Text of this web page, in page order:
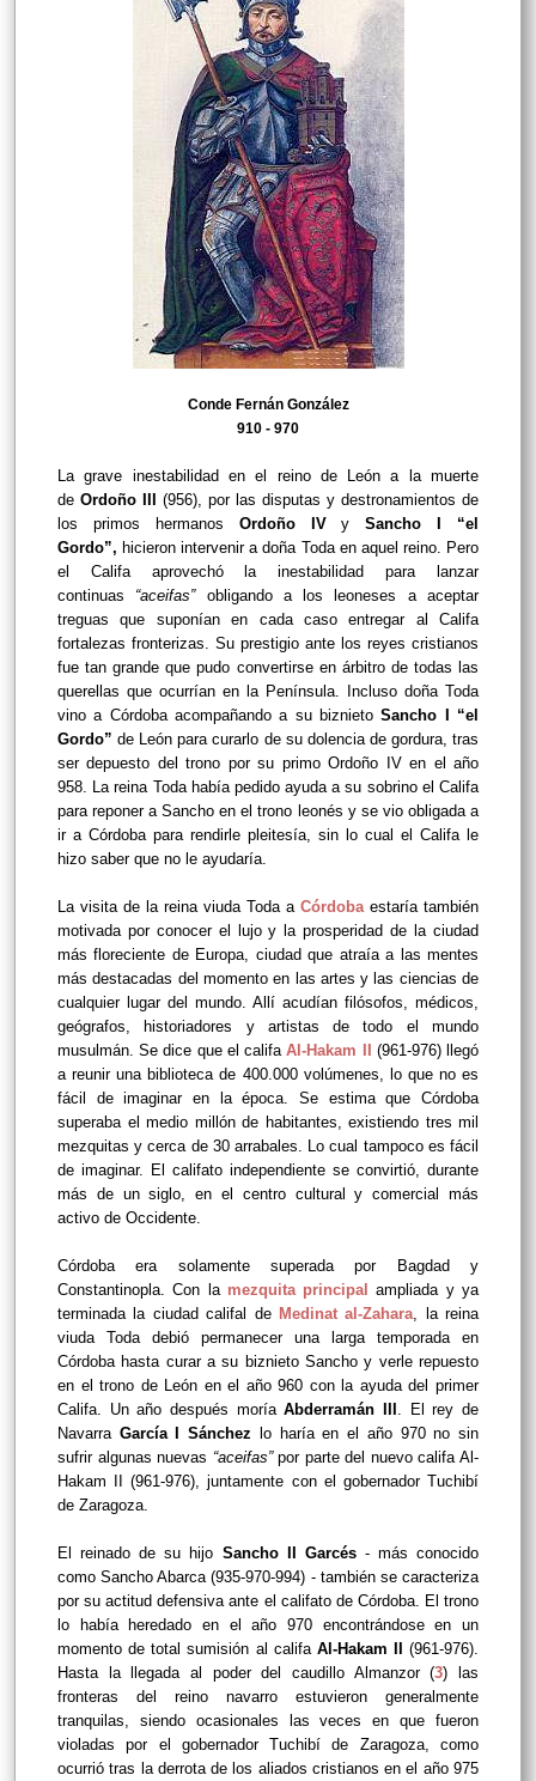
Conde Fernán González
910 - 970
La grave inestabilidad en el reino de León a la muerte
de Ordoño III (956), por las disputas y destronamientos de
los primos hermanos Ordoño IVySancho I “el
Gordo”,hicieron intervenir a doña Toda en aquel reino. Pero
el Califa aprovechó la inestabilidad para lanzar
continuas “aceifas” obligando a los leoneses a aceptar
treguas que suponían en cada caso entregar al Califa
fortalezas fronterizas. Su prestigio ante los reyes cristianos
fue tan grande que pudo convertirse en árbitro de todas las
querellas que ocurrían en la Península. Incluso doña Toda
vino a Córdoba acompañando a su biznietoSancho I “el
Gordo”de León para curarlo de su dolencia de gordura, tras
ser depuesto del trono por su primo Ordoño IV en el año
958. La reina Toda había pedido ayuda a su sobrino el Califa
para reponer a Sancho en el trono leonés y se vio obligada a
ir a Córdoba para rendirle pleitesía, sin lo cual el Califa le
hizo saber que no le ayudaría.
La visita de la reina viuda Toda a Córdoba estaría también
motivada por conocer el lujo y la prosperidad de la ciudad
más floreciente de Europa, ciudad que atraía a las mentes
más destacadas del momento en las artes y las ciencias de
cualquier lugar del mundo. Allí acudían filósofos, médicos,
geógrafos, historiadores y artistas de todo el mundo
musulmán. Se dice que el califaAl-Hakam II (961-976) llegó
a reunir una biblioteca de 400.000 volúmenes, lo que no es
fácil de imaginar en la época. Se estima que Córdoba
superaba el medio millón de habitantes, existiendo tres mil
mezquitas y cerca de 30 arrabales. Lo cual tampoco es fácil
de imaginar. El califato independiente se convirtió, durante
más de un siglo, en el centro cultural y comercial más
activo de Occidente.
Córdoba era solamente superada por Bagdad y
Constantinopla. Con la mezquita principal ampliada y ya
terminada la ciudad califal de Medinat al-Zahara , la reina
viuda Toda debió permanecer una larga temporada en
Córdoba hasta curar a su biznieto Sancho y verle repuesto
en el trono de León en el año 960 con la ayuda del primer
Califa. Un año después moríaAbderramán III . El rey de
Navarra García I Sánchez lo haría en el año 970 no sin
sufrir algunas nuevas “aceifas”por parte del nuevo califa Al-
Hakam II (961-976), juntamente con el gobernador Tuchibí
de Zaragoza.
El reinado de su hijo Sancho II Garcés - más conocido
como Sancho Abarca (935-970-994) - también se caracteriza
por su actitud defensiva ante el califato de Córdoba. El trono
lo había heredado en el año 970 encontrándose en un
momento de total sumisión al califa Al-Hakam II (961-976).
Hasta la llegada al poder del caudillo Almanzor (3) las
fronteras del reino navarro estuvieron generalmente
tranquilas, siendo ocasionales las veces en que fueron
violadas por el gobernador Tuchibí de Zaragoza, como
ocurrió tras la derrota de los aliados cristianos en el año 975